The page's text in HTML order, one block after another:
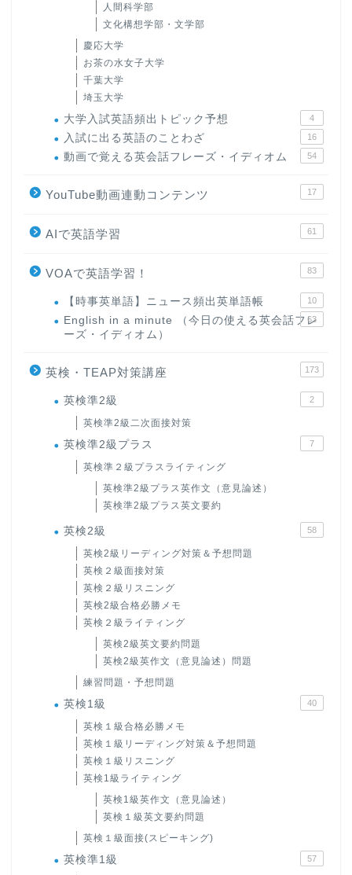
人間科学部
文化構想学部・文学部
慶応大学
お茶の水女子大学
千葉大学
埼玉大学
大学入試英語頻出トピック予想 4
入試に出る英語のことわざ 16
動画で覚える英会話フレーズ・イディオム 54
YouTube動画連動コンテンツ 17
AIで英語学習 61
VOAで英語学習！ 83
【時事英単語】ニュース頻出英単語帳 10
English in a minute （今日の使える英会話フレ
ーズ・イディオム）
63
英検・TEAP対策講座 173
英検準2級 2
英検準2級二次面接対策
英検準2級プラス 7
英検準２級プラスライティング
英検準2級プラス英作文（意見論述）
英検準2級プラス英文要約
英検2級 58
英検2級リーディング対策＆予想問題
英検２級面接対策
英検２級リスニング
英検2級合格必勝メモ
英検２級ライティング
英検2級英文要約問題
英検2級英作文（意見論述）問題
練習問題・予想問題
英検1級 40
英検１級合格必勝メモ
英検１級リーディング対策＆予想問題
英検１級リスニング
英検1級ライティング
英検1級英作文（意見論述）
英検１級英文要約問題
英検１級面接(スピーキング)
英検準1級 57